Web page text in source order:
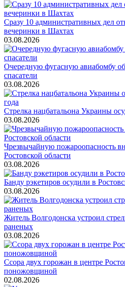
Сразу 10 административных дел
вечеринки в Шахтах
03.08.2026
Очередную фугасную авиабомбу
спасатели
03.08.2026
Стрелка нацбатальона Украины
03.08.2026
Чрезвычайную пожароопасность
Ростовской области
03.08.2026
Банду рэкетиров осудили в
03.08.2026
Житель Волгодонска устроил
раненых
03.08.2026
Ссора двух горожан в центре
поножовщиной
02.08.2026